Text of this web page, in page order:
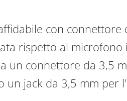
con connettore
rispetto al microfono
un connettore da 3,5
un jack da 3,5 mm per